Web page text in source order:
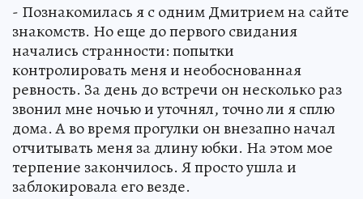
- Познакомилась я с одним Дмитрием на сайте
знакомств. Но еще до первого свидания
начались странности: попытки
контролировать меня и необоснованная
ревность. За день до встречи он несколько раз
звонил мне ночью и уточнял, точно ли я сплю
дома. А во время прогулки он внезапно начал
отчитывать меня за длину юбки. На этом мое
терпение закончилось. Я просто ушла и
заблокировала его везде.